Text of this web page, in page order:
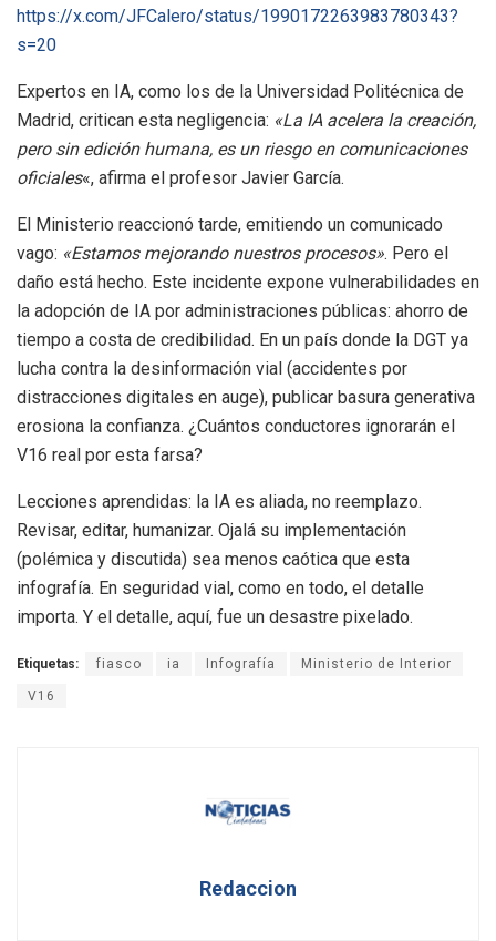
https://x.com/JFCalero/status/1990172263983780343?
s=20
Expertos en IA, como los de la Universidad Politécnica de
Madrid, critican esta negligencia: «La IA acelera la creación,
pero sin edición humana, es un riesgo en comunicaciones
oficiales«, afirma el profesor Javier García.
El Ministerio reaccionó tarde, emitiendo un comunicado
vago: «Estamos mejorando nuestros procesos». Pero el
daño está hecho. Este incidente expone vulnerabilidades en
la adopción de IA por administraciones públicas: ahorro de
tiempo a costa de credibilidad. En un país donde la DGT ya
lucha contra la desinformación vial (accidentes por
distracciones digitales en auge), publicar basura generativa
erosiona la confianza. ¿Cuántos conductores ignorarán el
V16 real por esta farsa?
Lecciones aprendidas: la IA es aliada, no reemplazo.
Revisar, editar, humanizar. Ojalá su implementación
(polémica y discutida) sea menos caótica que esta
infografía. En seguridad vial, como en todo, el detalle
importa. Y el detalle, aquí, fue un desastre pixelado.
Etiquetas: fiasco ia Infografía Ministerio de Interior
V16
Redaccion